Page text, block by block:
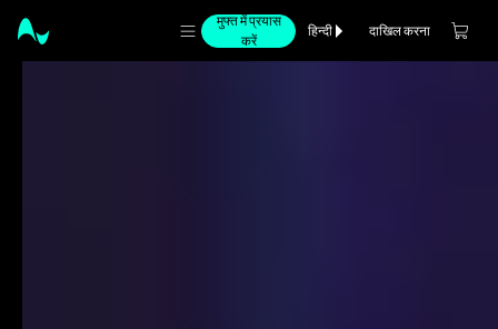
मुफ्त में प्रयास
करें
हिन्दी दाखिल करना